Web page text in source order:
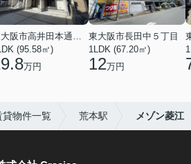
東大阪市高井田本通２丁目
(95.58㎡)
万円
東大阪市長田中５丁目
1LDK (67.20㎡)
12万円
貸物件一覧 荒本駅 メゾン菱江